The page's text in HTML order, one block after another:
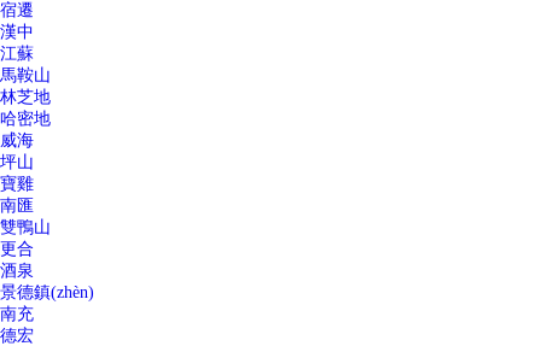
宿遷
漢中
江蘇
馬鞍山
林芝地
哈密地
威海
坪山
寶雞
南匯
雙鴨山
更合
酒泉
景德鎮(zhèn)
南充
德宏